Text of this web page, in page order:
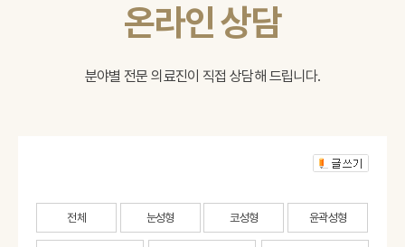
온라인 상담
분야별 전문 의료진이 직접 상담해 드립니다.
전체 눈성형 코성형 윤곽성형